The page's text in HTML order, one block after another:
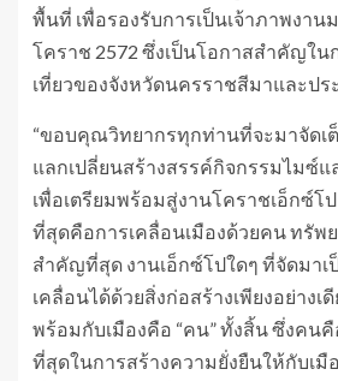
พื้นที่ เพื่อรองรับการเป็นเจ้าภาพงา
โคราช 2572 ซึ่งเป็นโอกาสสำคัญใน
เที่ยวของจังหวัดนครราชสีมาและปร
“ขอบคุณวิทยากรทุกท่านที่จะมาจัดเต็
แลกเปลี่ยนสร้างสรรค์กิจกรรมไมซ์แ
เพื่อเตรียมพร้อมสู่งานโคราชเอ็กซ์โป
ที่สุดคือการเคลื่อนเมืองด้วยคน ทรัพ
สำคัญที่สุด งานเอ็กซ์โปใดๆ ที่จัดมาเ
เคลื่อนได้ด้วยสิ่งก่อสร้างเพียงอย่างเ
พร้อมกับเมืองคือ “คน” ทั้งสิ้น ซึ่งคน
ที่สุดในการสร้างความยั่งยืนให้กับเมื